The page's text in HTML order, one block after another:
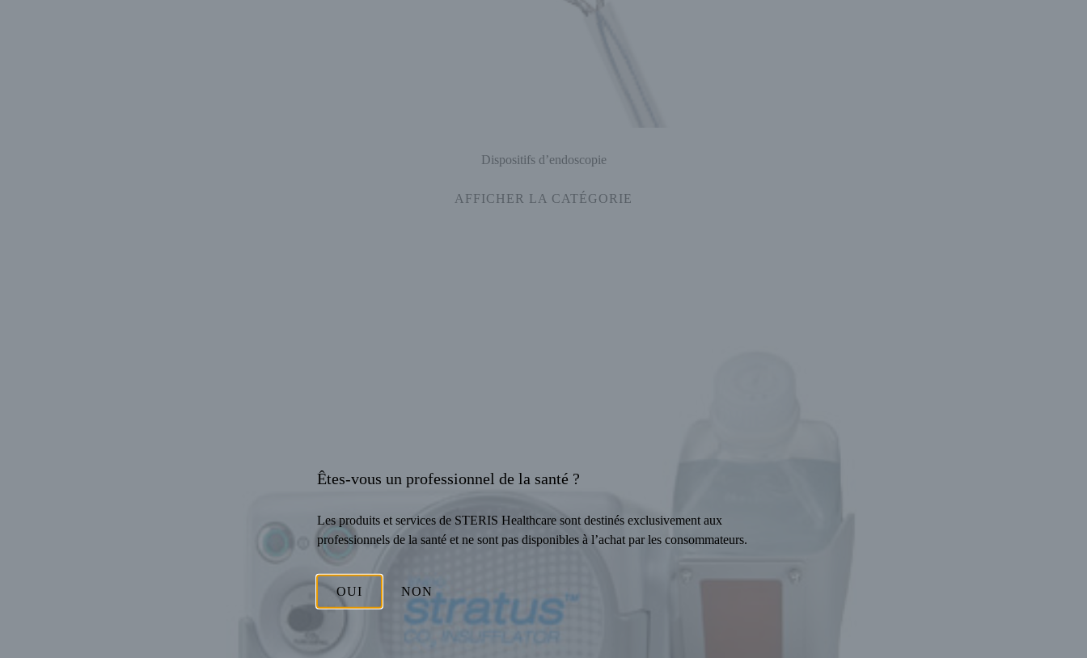
Êtes-vous un professionnel de la santé ?
Les produits et services de STERIS Healthcare sont destinés exclusivement aux
professionnels de la santé et ne sont pas disponibles à l’achat par les consommateurs.
OUI NON
Dispositifs d’endoscopie
AFFICHER LA CATÉGORIE